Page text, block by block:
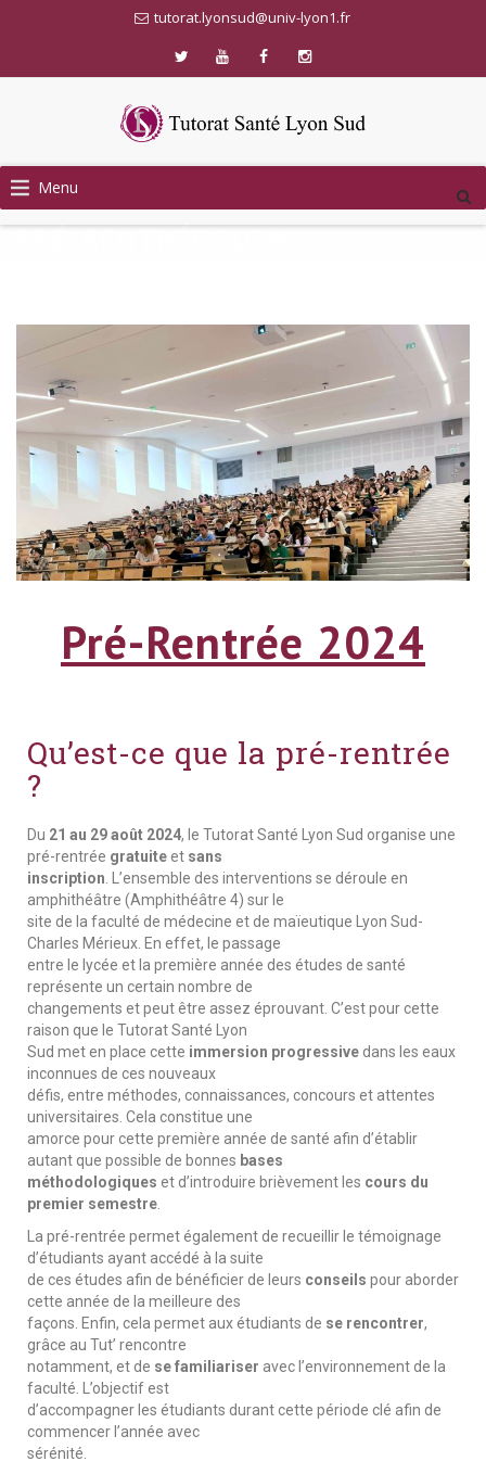
tutorat.lyonsud@univ-lyon1.fr
Menu
PRÉ-RENTRÉE 2024
Pré-Rentrée 2024
Qu’est-ce que la pré-rentrée
?
Du 21 au 29 août 2024, le Tutorat Santé Lyon Sud organise une
pré-rentrée gratuiteet sans
inscription . L’ensemble des interventions se déroule en
amphithéâtre (Amphithéâtre 4) sur le
site de la faculté de médecine et de maïeutique Lyon Sud-
Charles Mérieux. En effet, le passage
entre le lycée et la première année des études de santé
représente un certain nombre de
changements et peut être assez éprouvant. C’est pour cette
raison que le Tutorat Santé Lyon
Sud met en place cette immersion progressive dans les eaux
inconnues de ces nouveaux
défis, entre méthodes, connaissances, concours et attentes
universitaires. Cela constitue une
amorce pour cette première année de santé afin d’établir
autant que possible de bonnes bases
méthodologiques et d’introduire brièvement les cours du
premier semestre
La pré-rentrée permet également de recueillir le témoignage
d’étudiants ayant accédé à la suite
de ces études afin de bénéficier de leurs conseils pour aborder
cette année de la meilleure des
façons. Enfin, cela permet aux étudiants de se rencontrer,
grâce au Tut’ rencontre
notamment, et de se familiariser avec l’environnement de la
faculté. L’objectif est
d’accompagner les étudiants durant cette période clé afin de
commencer l’année avec
sérénité.